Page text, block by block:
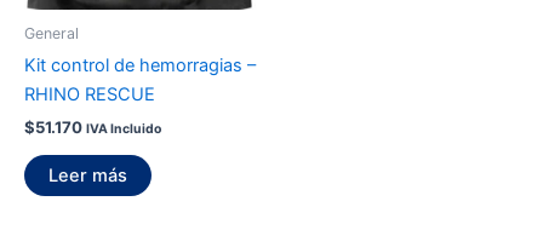
General
Kit control de hemorragias –
RHINO RESCUE
$51.170 IVA Incluido
Leer más